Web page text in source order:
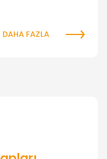
DAHA FAZLA